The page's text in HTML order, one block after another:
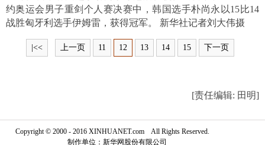
约奥运会男子重剑个人赛决赛中，韩国选手朴尚永以15比14
战胜匈牙利选手伊姆雷，获得冠军。 新华社记者刘大伟摄
|<< 上一页 11 12 13 14 15 下一页
[责任编辑: 田明]
Copyright © 2000 - 2016 XINHUANET.com All Rights Reserved.
制作单位：新华网股份有限公司